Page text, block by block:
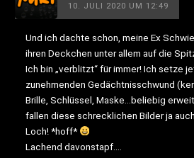
10. JULI 2020 UM 12:49
Und ich dachte schon, meine Ex
ihren Deckchen unter allem auf die
Ich bin „verblitzt“ für immer! Ich setze
zunehmenden Gedächtnisschwund
Brille, Schlüssel, Maske…beliebig
fallen diese schrecklichen Bilder ja
Loch! *hoff*
Lachend davonstapf….